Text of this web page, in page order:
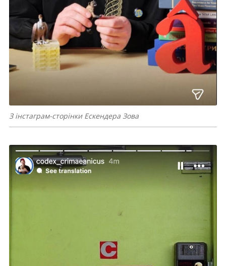
З інстаграм-сторінки Ескендера Зова